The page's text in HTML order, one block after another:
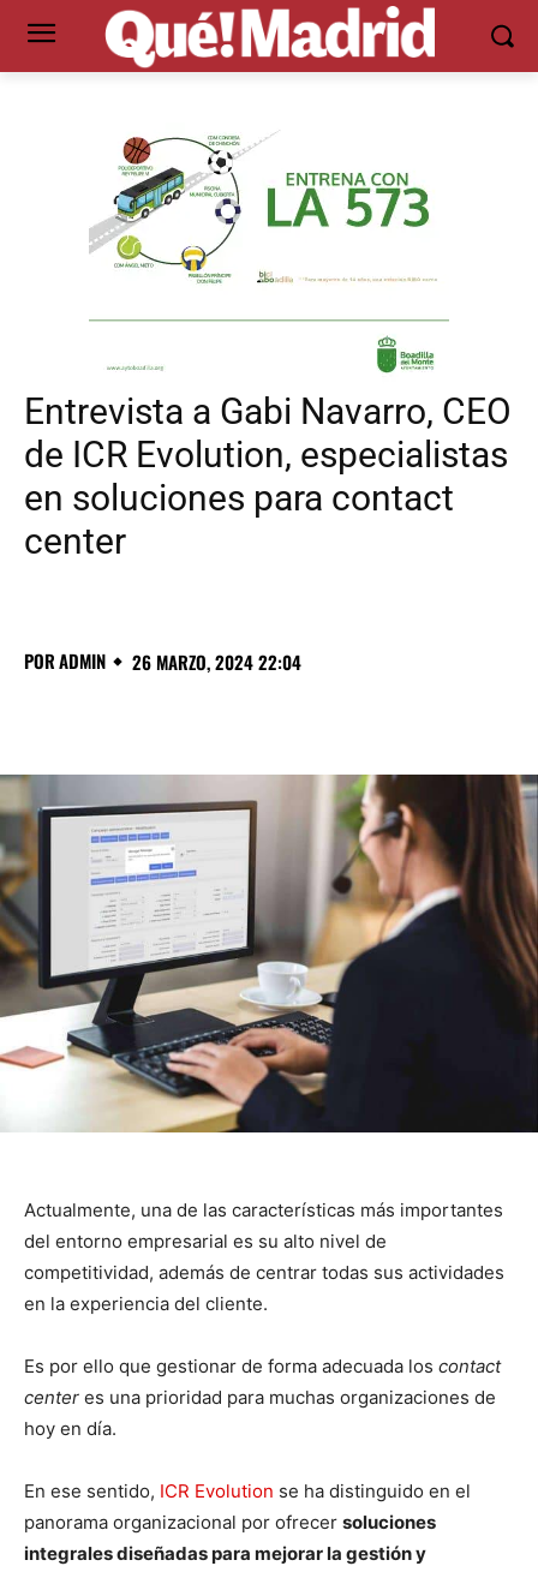
Entrevista a Gabi Navarro, CEO
de ICR Evolution, especialistas
en soluciones para contact
center
PORADMIN 26 MARZO, 2024 22:04
Actualmente, una de las características más importantes
del entorno empresarial es su alto nivel de
competitividad, además de centrar todas sus actividades
en la experiencia del cliente.
Es por ello que gestionar de forma adecuada los contact
center es una prioridad para muchas organizaciones de
hoy en día.
En ese sentido, ICR Evolution se ha distinguido en el
panorama organizacional por ofrecer soluciones
integrales diseñadas para mejorar la gestión y